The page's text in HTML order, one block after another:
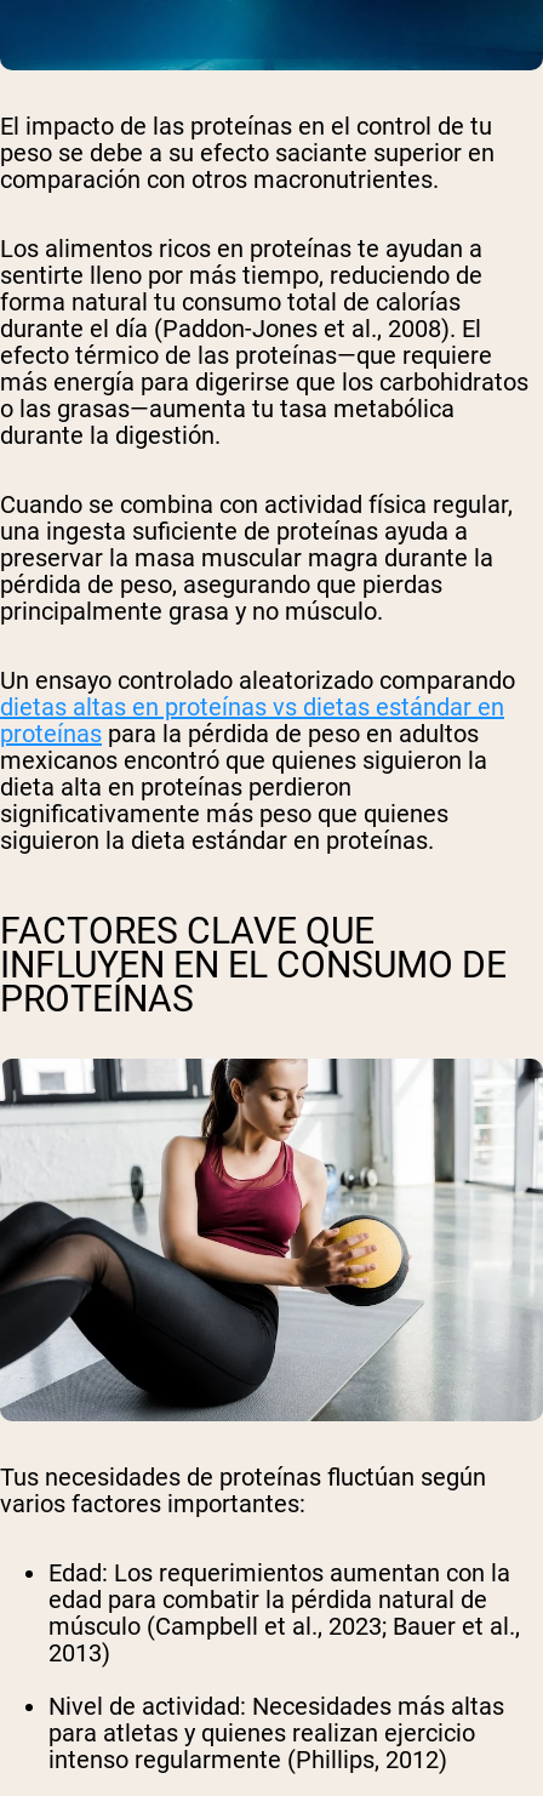
El impacto de las proteínas en el control de tu
peso se debe a su efecto saciante superior en
comparación con otros macronutrientes.
Los alimentos ricos en proteínas te ayudan a
sentirte lleno por más tiempo, reduciendo de
forma natural tu consumo total de calorías
durante el día (Paddon-Jones et al., 2008). El
efecto térmico de las proteínas—que requiere
más energía para digerirse que los carbohidratos
o las grasas—aumenta tu tasa metabólica
durante la digestión.
Cuando se combina con actividad física regular,
una ingesta suficiente de proteínas ayuda a
preservar la masa muscular magra durante la
pérdida de peso, asegurando que pierdas
principalmente grasa y no músculo.
Un ensayo controlado aleatorizado comparando
dietas altas en proteínas vs dietas estándar en
proteínas para la pérdida de peso en adultos
mexicanos encontró que quienes siguieron la
dieta alta en proteínas perdieron
significativamente más peso que quienes
siguieron la dieta estándar en proteínas.
FACTORES CLAVE QUE
INFLUYEN EN EL CONSUMO DE
PROTEÍNAS
Tus necesidades de proteínas fluctúan según
varios factores importantes:
Edad: Los requerimientos aumentan con la
edad para combatir la pérdida natural de
músculo (Campbell et al., 2023; Bauer et al.,
2013)
Nivel de actividad: Necesidades más altas
para atletas y quienes realizan ejercicio
intenso regularmente (Phillips, 2012)